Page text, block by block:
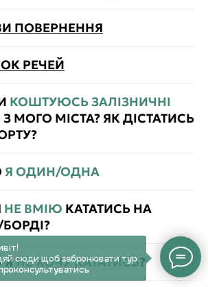
ПОВЕРНЕННЯ
РЕЧЕЙ
КОШТУЮСЬ ЗАЛІЗНИЧНІ
З МОГО МІСТА? ЯК ДІСТАТИСЬ
Я ОДИН/ОДНА
НЕ ВМІЮ КАТАТИСЬ НА
ЯНЕ ХОЧУ КАТАТИСЬ?
сюди щоб забронювати тур